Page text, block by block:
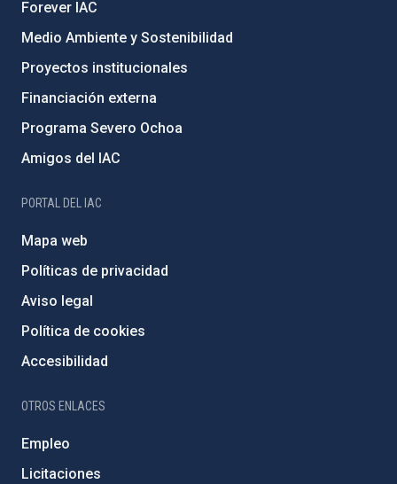
Forever IAC
Medio Ambiente y Sostenibilidad
Proyectos institucionales
Financiación externa
Programa Severo Ochoa
Amigos del IAC
PORTAL DEL IAC
Mapa web
Políticas de privacidad
Aviso legal
Política de cookies
Accesibilidad
OTROS ENLACES
Empleo
Licitaciones